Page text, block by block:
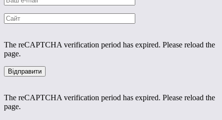
The reCAPTCHA verification period has expired. Please reload the
page.
The reCAPTCHA verification period has expired. Please reload the
page.